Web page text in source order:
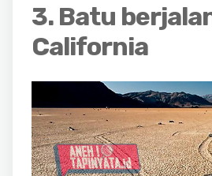
3. Batu
California